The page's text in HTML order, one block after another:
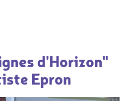
d'Horizon"
Epron